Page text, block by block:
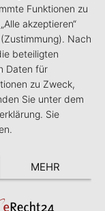
Funktionen zu
akzeptieren“
Nach
beteiligten
Daten für
zu Zweck,
Sie unter dem
Sie
MEHR